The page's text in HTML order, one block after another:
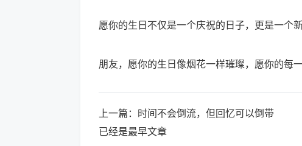
愿你的生日不仅是一个庆祝的日子，更是一个
朋友，愿你的生日像烟花一样璀璨，愿你的每
上一篇：
时间不会倒流，但回忆可以倒带
已经是最早文章